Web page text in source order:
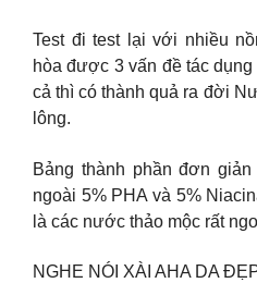
Test đi test lại với nhiều
hòa được 3 vấn đề tác
cả thì có thành quả ra đời
lông.
Bảng thành phần đơn
ngoài 5% PHA và 5%
là các nước thảo mộc rất
NGHE NÓI XÀI AHA DA